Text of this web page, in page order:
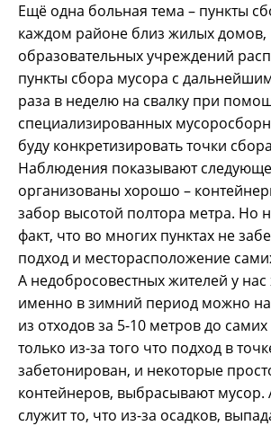
Ещё одна больная тема – пункты
каждом районе близ жилых домов,
образовательных учреждений
пункты сбора мусора с
раза в неделю на свалку при
специализированных
буду конкретизировать точки
Наблюдения показывают
организованы хорошо –
забор высотой полтора метра. Но
факт, что во многих пунктах не
подход и месторасположение
А недобросовестных жителей у нас
именно в зимний период можно
из отходов за 5-10 метров до
только из-за того что подход в
забетонирован, и некоторые
контейнеров, выбрасывают
служит то, что из-за осадков,